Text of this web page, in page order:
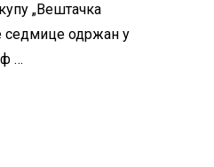
„Вештачка
седмице одржан у
…